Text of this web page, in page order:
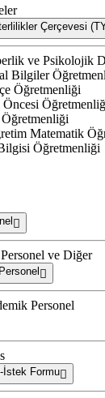
Çerçevesi
ve Psikolojik
Bilgiler
Öğretmenliği
Öğretmenliği
Matematik
Öğretmenliği
ve Diğer
Personel
İstek Formu